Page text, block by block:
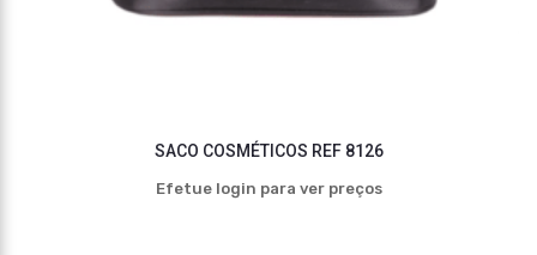
SACO COSMÉTICOS REF 8126
Efetue login para ver preços